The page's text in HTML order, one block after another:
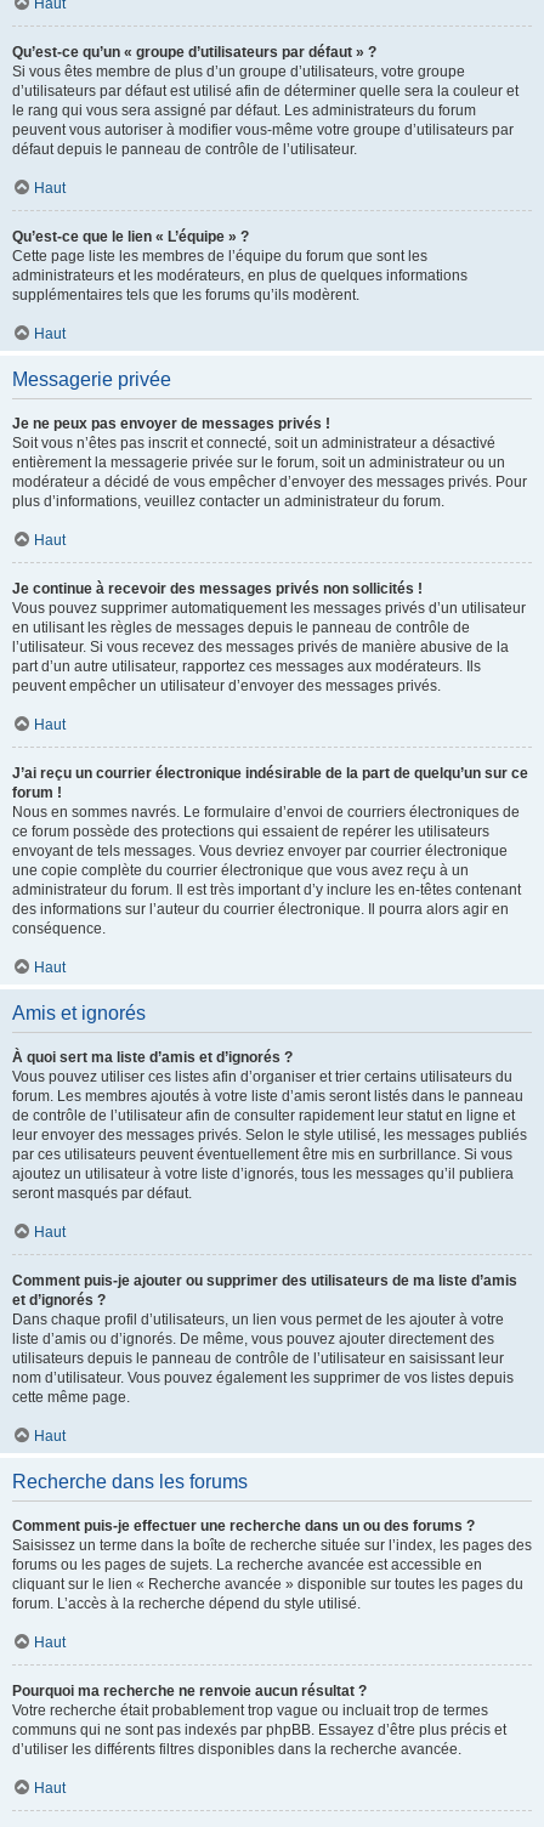
Haut
Qu’est-ce qu’un « groupe d’utilisateurs par défaut » ?
Si vous êtes membre de plus d’un groupe d’utilisateurs, votre groupe
d’utilisateurs par défaut est utilisé afin de déterminer quelle sera la couleur et
le rang qui vous sera assigné par défaut. Les administrateurs du forum
peuvent vous autoriser à modifier vous-même votre groupe d’utilisateurs par
défaut depuis le panneau de contrôle de l’utilisateur.
Haut
Qu’est-ce que le lien « L’équipe » ?
Cette page liste les membres de l’équipe du forum que sont les
administrateurs et les modérateurs, en plus de quelques informations
supplémentaires tels que les forums qu’ils modèrent.
Haut
Messagerie privée
Je ne peux pas envoyer de messages privés !
Soit vous n’êtes pas inscrit et connecté, soit un administrateur a désactivé
entièrement la messagerie privée sur le forum, soit un administrateur ou un
modérateur a décidé de vous empêcher d’envoyer des messages privés. Pour
plus d’informations, veuillez contacter un administrateur du forum.
Haut
Je continue à recevoir des messages privés non sollicités !
Vous pouvez supprimer automatiquement les messages privés d’un utilisateur
en utilisant les règles de messages depuis le panneau de contrôle de
l’utilisateur. Si vous recevez des messages privés de manière abusive de la
part d’un autre utilisateur, rapportez ces messages aux modérateurs. Ils
peuvent empêcher un utilisateur d’envoyer des messages privés.
Haut
J’ai reçu un courrier électronique indésirable de la part de quelqu’un sur ce
forum !
Nous en sommes navrés. Le formulaire d’envoi de courriers électroniques de
ce forum possède des protections qui essaient de repérer les utilisateurs
envoyant de tels messages. Vous devriez envoyer par courrier électronique
une copie complète du courrier électronique que vous avez reçu à un
administrateur du forum. Il est très important d’y inclure les en-têtes contenant
des informations sur l’auteur du courrier électronique. Il pourra alors agir en
conséquence.
Haut
Amis et ignorés
À quoi sert ma liste d’amis et d’ignorés ?
Vous pouvez utiliser ces listes afin d’organiser et trier certains utilisateurs du
forum. Les membres ajoutés à votre liste d’amis seront listés dans le panneau
de contrôle de l’utilisateur afin de consulter rapidement leur statut en ligne et
leur envoyer des messages privés. Selon le style utilisé, les messages publiés
par ces utilisateurs peuvent éventuellement être mis en surbrillance. Si vous
ajoutez un utilisateur à votre liste d’ignorés, tous les messages qu’il publiera
seront masqués par défaut.
Haut
Comment puis-je ajouter ou supprimer des utilisateurs de ma liste d’amis
et d’ignorés ?
Dans chaque profil d’utilisateurs, un lien vous permet de les ajouter à votre
liste d’amis ou d’ignorés. De même, vous pouvez ajouter directement des
utilisateurs depuis le panneau de contrôle de l’utilisateur en saisissant leur
nom d’utilisateur. Vous pouvez également les supprimer de vos listes depuis
cette même page.
Haut
Recherche dans les forums
Comment puis-je effectuer une recherche dans un ou des forums ?
Saisissez un terme dans la boîte de recherche située sur l’index, les pages des
forums ou les pages de sujets. La recherche avancée est accessible en
cliquant sur le lien « Recherche avancée » disponible sur toutes les pages du
forum. L’accès à la recherche dépend du style utilisé.
Haut
Pourquoi ma recherche ne renvoie aucun résultat ?
Votre recherche était probablement trop vague ou incluait trop de termes
communs qui ne sont pas indexés par phpBB. Essayez d’être plus précis et
d’utiliser les différents filtres disponibles dans la recherche avancée.
Haut